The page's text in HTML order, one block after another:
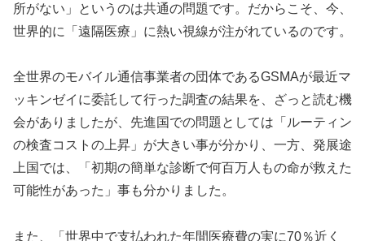
所がない」というのは共通の問題です。だからこそ、今、
世界的に「遠隔医療」に熱い視線が注がれているのです。
全世界のモバイル通信事業者の団体であるGSMAが最近マ
ッキンゼイに委託して行った調査の結果を、ざっと読む機
会がありましたが、先進国での問題としては「ルーティン
の検査コストの上昇」が大きい事が分かり、一方、発展途
上国では、「初期の簡単な診断で何百万人もの命が救えた
可能性があった」事も分かりました。
また、「世界中で支払われた年間医療費の実に70％近く